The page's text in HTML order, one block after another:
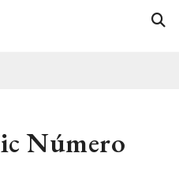
Número